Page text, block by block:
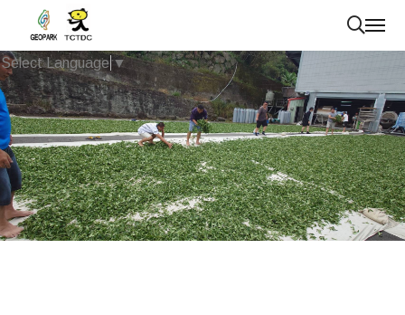
Select Language▼